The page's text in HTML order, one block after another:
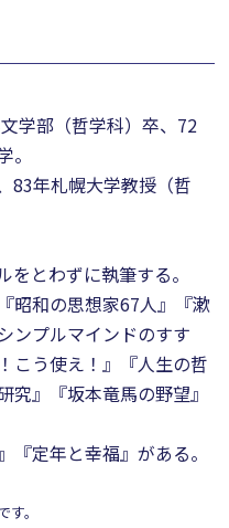
学部（哲学科）卒、72
83年札幌大学教授（哲
とわずに執筆する。
昭和の思想家67人』『漱
ンプルマインドのすす
こう使え！』『人生の哲
』『坂本竜馬の野望』
定年と幸福』がある。
。